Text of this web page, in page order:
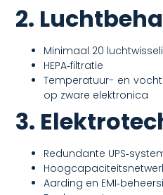
2.
Minimaal 20
HEPA‑filtratie
Temperatuur- en
op zware elektronica
3.
Redundante
Aarding en